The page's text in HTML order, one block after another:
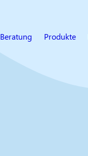
Beratung Produkte